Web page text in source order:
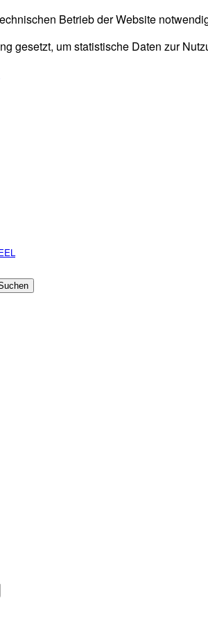
Betrieb der Website
gesetzt, um statistische Daten zur